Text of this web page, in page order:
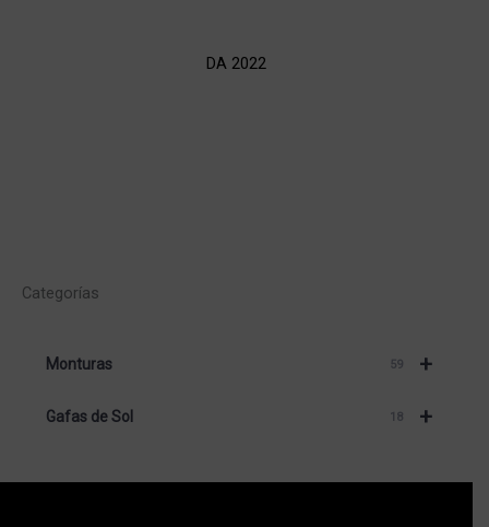
DA 2022
Categorías
+
Monturas 59
+
Gafas de Sol 18